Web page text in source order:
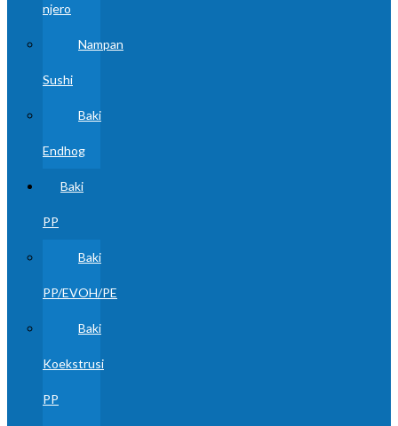
njero
Nampan
Sushi
Baki
Endhog
Baki
PP
Baki
PP/EVOH/PE
Baki
Koekstrusi
PP